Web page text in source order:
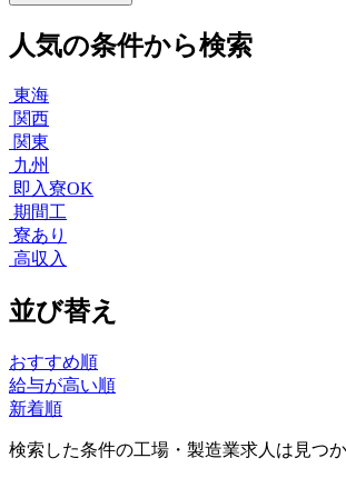
人気の条件から検索
東海
関西
関東
九州
即入寮OK
期間工
寮あり
高収入
並び替え
おすすめ順
給与が高い順
新着順
検索した条件の工場・製造業求人は見つ